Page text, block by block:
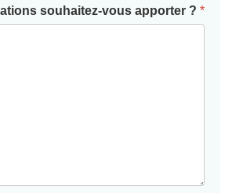
souhaitez-vous apporter ? *